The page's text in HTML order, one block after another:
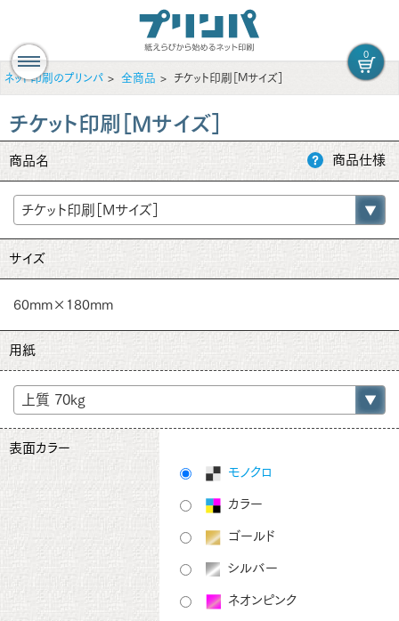
0
ネット印刷のプリンパ 全商品 チケット印刷［Mサイズ］
チケット印刷［Mサイズ］
商品名 商品仕様
サイズ
60mm×180mm
用紙
表面カラー
モノクロ
カラー
ゴールド
シルバー
ネオンピンク